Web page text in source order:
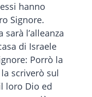
hanno
Signore.
sarà l’alleanza
di Israele
Porrò la
scriverò sul
loro Dio ed